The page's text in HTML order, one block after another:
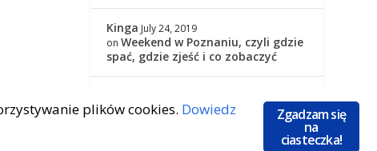
Kinga July 24, 2019
onWeekend w Poznaniu, czyli gdzie
spać, gdzie zjeść i co zobaczyć
on#39 Książka do kawy – “To jestZgadzam się
na
ciasteczka!
plików cookies. Dowiedz